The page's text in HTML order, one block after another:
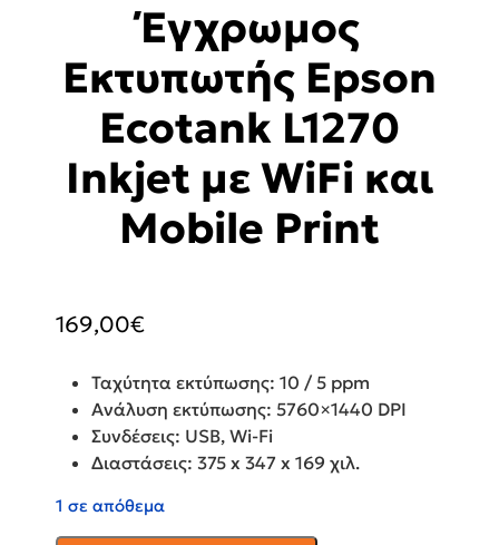
Έγχρωμoς
Εκτυπωτής Epson
Ecotank L1270
Inkjet με WiFi και
Mobile Print
169,00€
Ταχύτητα εκτύπωσης: 10 / 5 ppm
Ανάλυση εκτύπωσης: 5760×1440 DPI
Συνδέσεις: USB, Wi-Fi
Διαστάσεις: 375‎ x 347 x 169 χιλ.
1 σε απόθεμα